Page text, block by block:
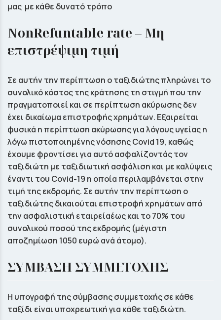
μας με κάθε δυνατό τρόπο
NonRefuntable rate – Μη
επιστρέψιμη τιμή
Σε αυτήν την περίπτωση ο ταξιδιώτης πληρώνει το
συνολικό κόστος της κράτησης τη στιγμή που την
πραγματοποιεί και σε περίπτωση ακύρωσης δεν
έχει δικαίωμα επιστροφής χρημάτων. Εξαιρείται
φυσικά η περίπτωση ακύρωσης για λόγους υγείας η
λόγω πιστοποιημένης νόσησης Covid 19, καθώς
έχουμε φροντίσει για αυτό ασφαλίζοντάς τον
ταξιδιώτη με ταξιδιωτική ασφάλιση και με καλύψεις
έναντι του Covid-19 η οποία περιλαμβάνεται στην
τιμή της εκδρομής. Σε αυτήν την περίπτωση ο
ταξιδιώτης δικαιούται επιστροφή χρημάτων από
την ασφαλιστική εταιρείαέως και το 70% του
συνολικού ποσού της εκδρομής (μέγιστη
αποζημίωση 1050 ευρώ ανά άτομο).
ΣΥΜΒΑΣΗ ΣΥΜΜΕΤΟΧΗΣ
Η υπογραφή της σύμβασης συμμετοχής σε κάθε
ταξίδι είναι υποχρεωτική για κάθε ταξιδιώτη.